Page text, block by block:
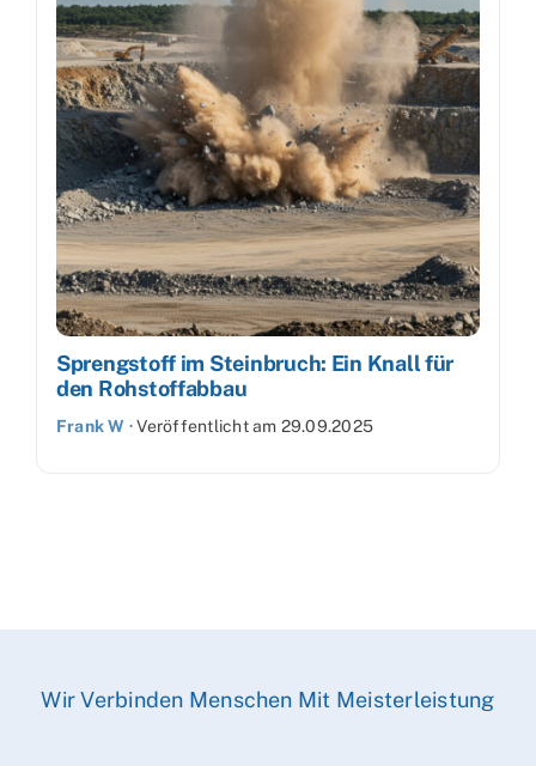
Sprengstoff im Steinbruch: Ein Knall für
den Rohstoffabbau
Frank W ·Veröffentlicht am 29.09.2025
Wir Verbinden Menschen Mit Meisterleistung